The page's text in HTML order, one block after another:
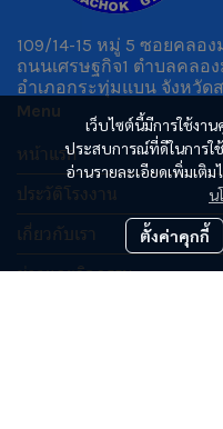
เว็บไซต์นี้มีการใช้งา
ประสบการณ์ที่ดีในการใ
อ่านรายละเอียดเพิ่มเติ
น
ตั้งค่าคุกกี้
109/14-15 หมู่ 5 ซอยคลอง
ถนนเศรษฐกิจ1 ตำบลคลอง
อำเภอกระทุ่มแบน จังหวัด
Menu
หน้าแรก
ประวัติโรงงาน
เกี่ยวกับเรา
ข่าวและกิจกรรม